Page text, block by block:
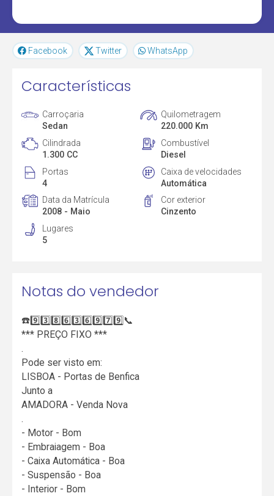
Facebook Twitter WhatsApp
Características
Carroçaria
Sedan
Quilometragem
220.000 Km
Cilindrada
1.300 CC
Combustível
Diesel
Portas
4
Caixa de velocidades
Automática
Data da Matrícula
2008 - Maio
Cor exterior
Cinzento
Lugares
5
Notas do vendedor
☎️9️⃣3️⃣8️⃣6️⃣3️⃣6️⃣9️⃣7️⃣9️⃣📞
*** PREÇO FIXO ***
.
Pode ser visto em:
LISBOA - Portas de Benfica
Junto a
AMADORA - Venda Nova
.
- Motor - Bom
- Embraiagem - Boa
- Caixa Automática - Boa
- Suspensão - Boa
- Interior - Bom